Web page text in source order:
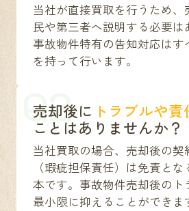
当社が直接買取を行うため、
民や第三者へ説明する必要は
事故物件特有の告知対応はす
を持って行います。
Q2
売却後に トラブルや
ことはありませんか？
当社買取の場合、売却後の契
（瑕疵担保責任）は免責と
本です。事故物件売却後のト
最小限に抑えることができま